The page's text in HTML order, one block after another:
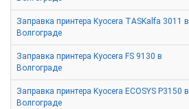
Заправка принтера Kyocera TASKalfa 3011 в
Волгограде
Заправка принтера Kyocera FS 9130 в
Волгограде
Заправка принтера Kyocera ECOSYS P3150 в
Волгограде